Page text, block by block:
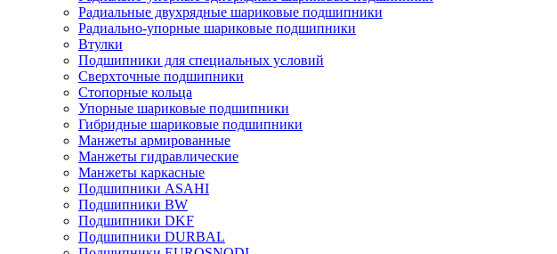
Радиальные двухрядные шариковые подшипники
Радиально-упорные шариковые подшипники
Втулки
Подшипники для специальных условий
Сверхточные подшипники
Стопорные кольца
Упорные шариковые подшипники
Гибридные шариковые подшипники
Манжеты армированные
Манжеты гидравлические
Манжеты каркасные
Подшипники ASAHI
Подшипники BW
Подшипники DKF
Подшипники DURBAL